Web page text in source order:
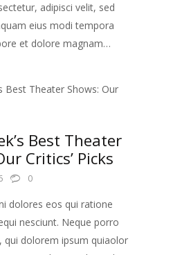
adipisci velit, sed
eius modi tempora
et dolore magnam…
Best Theater
Critics’ Picks
0
dolores eos qui ratione
nesciunt. Neque porro
qui dolorem ipsum quiaolor